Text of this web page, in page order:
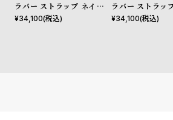
ラバー ストラップ ネイビー
デラグス
¥34,100(税込)
ラバー ストラッ
デラグス
¥34,100(税込)